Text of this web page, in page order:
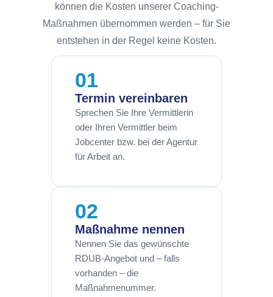
können die Kosten unserer Coaching-
Maßnahmen übernommen werden – für Sie
entstehen in der Regel keine Kosten.
01
Termin vereinbaren
Sprechen Sie Ihre Vermittlerin
oder Ihren Vermittler beim
Jobcenter bzw. bei der Agentur
für Arbeit an.
02
Maßnahme nennen
Nennen Sie das gewünschte
RDUB-Angebot und – falls
vorhanden – die
Maßnahmenummer.